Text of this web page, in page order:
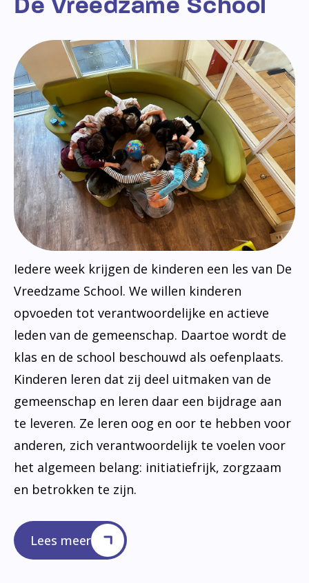
Iedere week krijgen de kinderen een les van De
Vreedzame School. We willen kinderen
opvoeden tot verantwoordelijke en actieve
leden van de gemeenschap. Daartoe wordt de
klas en de school beschouwd als oefenplaats.
Kinderen leren dat zij deel uitmaken van de
gemeenschap en leren daar een bijdrage aan
te leveren. Ze leren oog en oor te hebben voor
anderen, zich verantwoordelijk te voelen voor
het algemeen belang: initiatiefrijk, zorgzaam
en betrokken te zijn.
Lees meer